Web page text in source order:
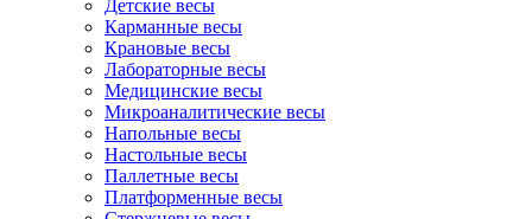
Детские весы
Карманные весы
Крановые весы
Лабораторные весы
Медицинские весы
Микроаналитические весы
Напольные весы
Настольные весы
Паллетные весы
Платформенные весы